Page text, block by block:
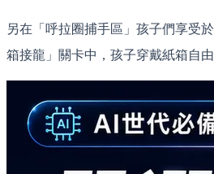
另在「呼拉圈捕手區」孩子們享受
箱接龍」關卡中，孩子穿戴紙箱自由